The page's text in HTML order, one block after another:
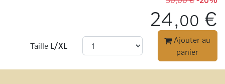
24,00 €
Taille L/XL
Ajouter au
panier